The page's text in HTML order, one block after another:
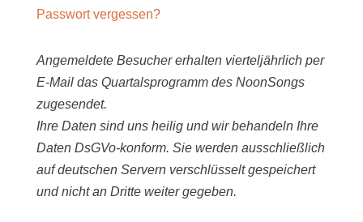
Passwort vergessen?
Angemeldete Besucher erhalten vierteljährlich per
E-Mail das Quartalsprogramm des NoonSongs
zugesendet.
Ihre Daten sind uns heilig und wir behandeln Ihre
Daten DsGVo-konform. Sie werden ausschließlich
auf deutschen Servern verschlüsselt gespeichert
und nicht an Dritte weiter gegeben.